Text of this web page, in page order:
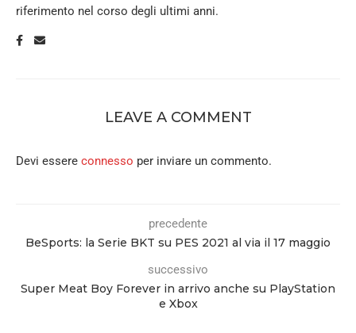
riferimento nel corso degli ultimi anni.
LEAVE A COMMENT
Devi essere connesso per inviare un commento.
precedente
BeSports: la Serie BKT su PES 2021 al via il 17 maggio
successivo
Super Meat Boy Forever in arrivo anche su PlayStation
e Xbox